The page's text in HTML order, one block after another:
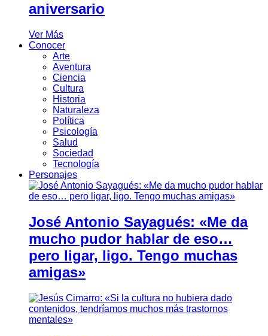
aniversario
Ver Más
Conocer
Arte
Aventura
Ciencia
Cultura
Historia
Naturaleza
Política
Psicología
Salud
Sociedad
Tecnología
Personajes
José Antonio Sayagués: «Me da
mucho pudor hablar de eso…
pero ligar, ligo. Tengo muchas
amigas»